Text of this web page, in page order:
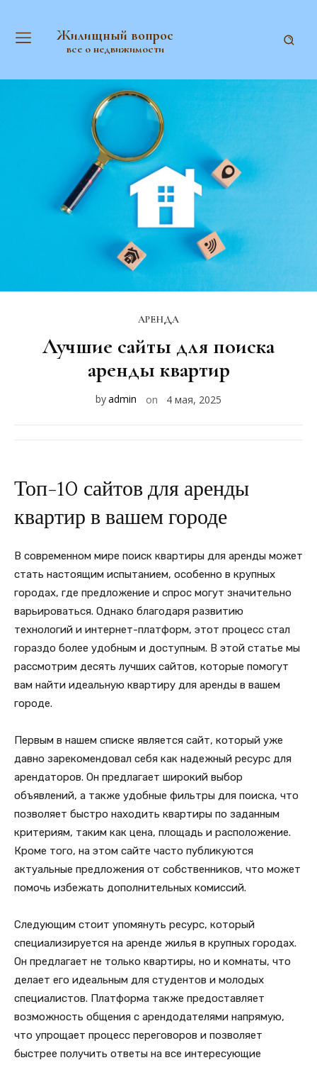
Жилищный вопрос
все о недвижимости
АРЕНДА
Лучшие сайты для поиска
аренды квартир
byadmin on 4 мая, 2025
Топ-10 сайтов для аренды
квартир в вашем городе
В современном мире поиск квартиры для аренды может
стать настоящим испытанием, особенно в крупных
городах, где предложение и спрос могут значительно
варьироваться. Однако благодаря развитию
технологий и интернет-платформ, этот процесс стал
гораздо более удобным и доступным. В этой статье мы
рассмотрим десять лучших сайтов, которые помогут
вам найти идеальную квартиру для аренды в вашем
городе.
Первым в нашем списке является сайт, который уже
давно зарекомендовал себя как надежный ресурс для
арендаторов. Он предлагает широкий выбор
объявлений, а также удобные фильтры для поиска, что
позволяет быстро находить квартиры по заданным
критериям, таким как цена, площадь и расположение.
Кроме того, на этом сайте часто публикуются
актуальные предложения от собственников, что может
помочь избежать дополнительных комиссий.
Следующим стоит упомянуть ресурс, который
специализируется на аренде жилья в крупных городах.
Он предлагает не только квартиры, но и комнаты, что
делает его идеальным для студентов и молодых
специалистов. Платформа также предоставляет
возможность общения с арендодателями напрямую,
что упрощает процесс переговоров и позволяет
быстрее получить ответы на все интересующие